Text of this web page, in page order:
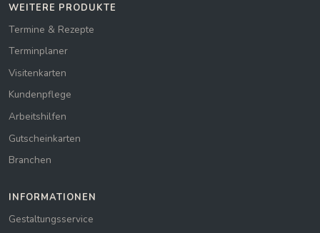
WEITERE PRODUKTE
Termine & Rezepte
Terminplaner
Visitenkarten
Kundenpflege
Arbeitshilfen
Gutscheinkarten
Branchen
INFORMATIONEN
Gestaltungsservice